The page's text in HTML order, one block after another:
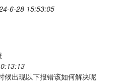
6-28 15:53:05
候出现以下报错该如何解决呢